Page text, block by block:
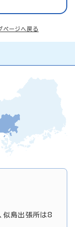
ページへ戻る
似島出張所は8